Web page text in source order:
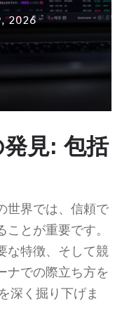
2026
見: 包括
世界では、信頼で
とが重要です。
な特徴、そして競
ナでの際立ち方を
を深く掘り下げま